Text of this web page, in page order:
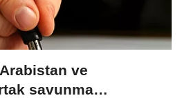
ve
savunma